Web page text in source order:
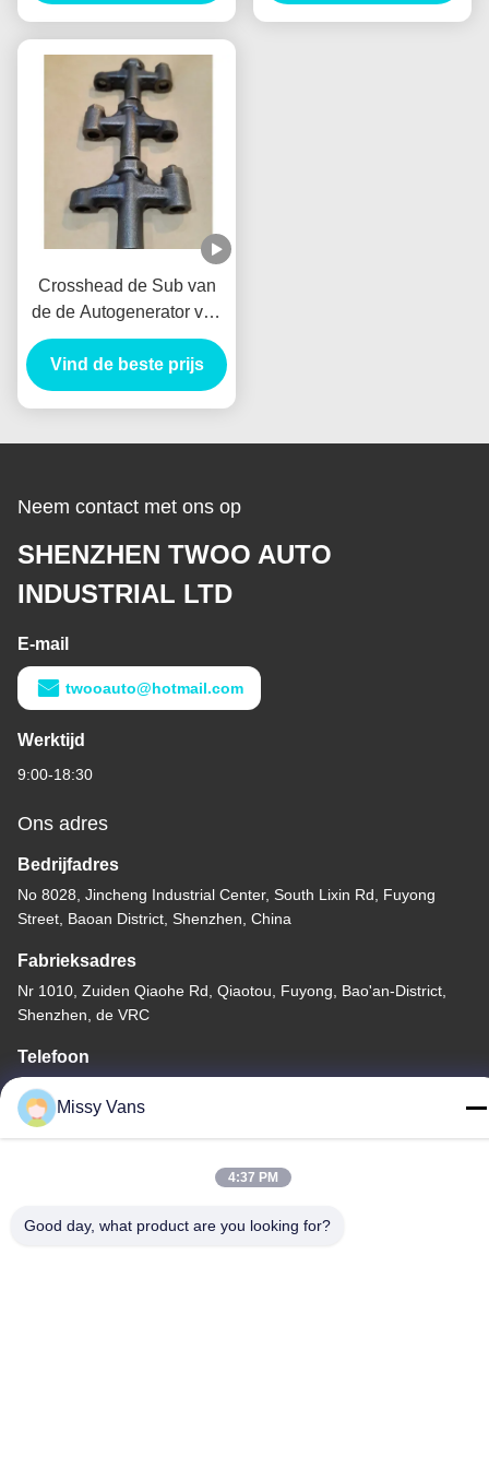
Crosshead de Sub van
de de Autogenerator van
Assy Alternator
VH137061080A Nieuw
Holland E385 E215 voor
Vind de beste prijs
Neem contact met ons op
SHENZHEN TWOO AUTO
INDUSTRIAL LTD
E-mail
twooauto@hotmail.com
Werktijd
9:00-18:30
Ons adres
Bedrijfadres
No 8028, Jincheng Industrial Center, South Lixin Rd, Fuyong
Street, Baoan District, Shenzhen, China
Fabrieksadres
Nr 1010, Zuiden Qiaohe Rd, Qiaotou, Fuyong, Bao'an-District,
Shenzhen, de VRC
Telefoon
+86-185-7643-6547
China Goede kwaliteit Japanse Motoronderdelen Auteursrecht ©
Missy Vans
4:37 PM
Good day, what product are you looking for?